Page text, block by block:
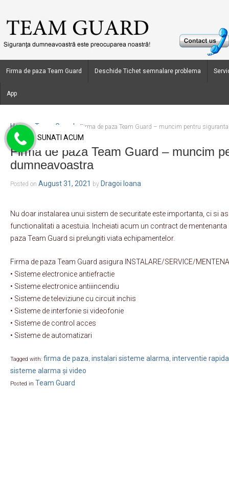
Firma de paza Team Guard Deschide Tichet semnalare problema
App
Home › Team Guard Firma de paza Team Guard – muncim pentru
Firma de paza Team Guard – muncim
dumneavoastra
Posted on August 31, 2021 by Dragoi Ioana
Nu doar instalarea unui sistem de securitate este importanta, ci si
functionalitati a acestuia. Incheiati acum un contract de mentenanta
paza Team Guard si prelungiti viata echipamentelor.
Firma de paza Team Guard asigura INSTALARE/SERVICE/
• Sisteme electronice antiefractie
• Sisteme electronice antiiincendiu
• Sisteme de televiziune cu circuit inchis
• Sisteme de interfonie si videofonie
• Sisteme de control acces
• Sisteme de automatizari
Tagged with: firma de paza, instalari sisteme alarma, interventie rapida
sisteme alarma și video
Posted in Team Guard
SUNATI ACUM